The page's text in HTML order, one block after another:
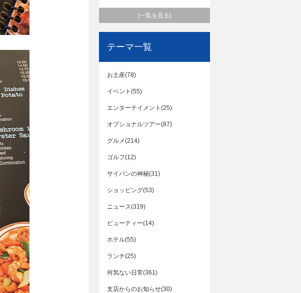
[一覧を見る]
テーマ一覧
お土産(78)
イベント(55)
エンターテイメント(25)
オプショナルツアー(87)
グルメ(214)
ゴルフ(12)
サイパンの神秘(31)
ショッピング(53)
ニュース(319)
ビューティー(14)
ホテル(55)
ランチ(25)
何気ない日常(361)
支店からのお知らせ(30)